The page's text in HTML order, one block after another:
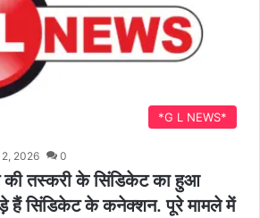
*G L NEWS*
2026 0
की तस्करी के सिंडिकेट का हुआ
हैं सिंडिकेट के कनेक्शन. पूरे मामले में